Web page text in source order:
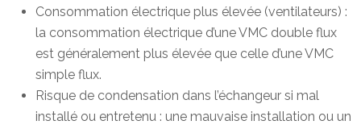
Consommation électrique plus élevée (ventilateurs) :
la consommation électrique d’une VMC double flux
est généralement plus élevée que celle d’une VMC
simple flux.
Risque de condensation dans l’échangeur si mal
installé ou entretenu : une mauvaise installation ou un